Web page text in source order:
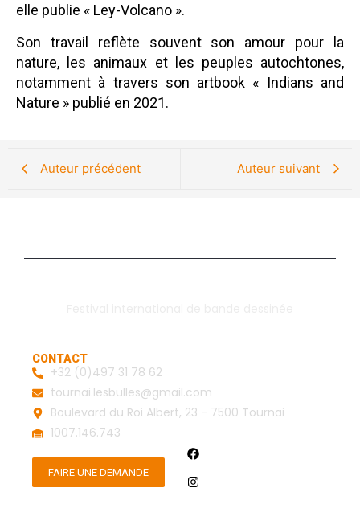
elle publie « Ley-Volcano».
Son travail reflète souvent son amour pour la
nature, les animaux et les peuples autochtones,
notamment à travers son artbook « Indians and
Nature » publié en 2021.
Auteur précédent Auteur suivant
CONTACT
+32 (0)497 31 78 62
tournai.lesbulles@gmail.com
Boulevard du Roi Albert, 23 - 7500 Tournai
1007.146.743
FAIRE UNE DEMANDE